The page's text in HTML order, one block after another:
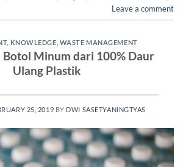
Leave a comment
, KNOWLEDGE WASTE MANAGEMENT
Botol Minum dari 100% Daur
Ulang Plastik
25, 2019 BY DWI SASETYANINGTYAS